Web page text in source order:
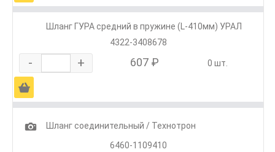
Шланг ГУРА средний в пружине (L-410мм) УРАЛ
4322-3408678
- + 607 ₽ 0 шт.
Ä
1
Шланг соединительный / Технотрон
6460-1109410